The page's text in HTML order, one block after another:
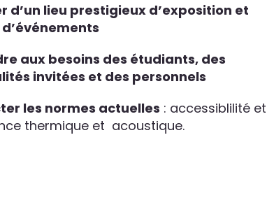
d’un lieu prestigieux d’exposition et
aux besoins des étudiants, des
invitées et des personnels
les normes actuelles : accessiblilité et
thermique et acoustique.